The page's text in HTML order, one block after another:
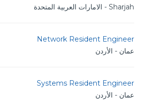
Sharjah - الامارات العربية المتحدة
Network Resident Engineer
عمان - الأردن
Systems Resident Engineer
عمان - الأردن